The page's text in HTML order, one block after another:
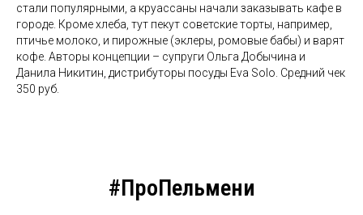
стали популярными, а круассаны начали заказывать кафе в
городе. Кроме хлеба, тут пекут советские торты, например,
птичье молоко, и пирожные (эклеры, ромовые бабы) и варят
кофе. Авторы концепции – супруги Ольга Добычина и
Данила Никитин, дистрибуторы посуды Eva Solo. Средний чек
350 руб.
#ПроПельмени